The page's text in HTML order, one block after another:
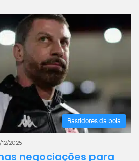
Bastidores da bola
2025
negociações para